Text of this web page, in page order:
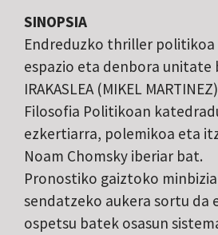
SINOPSIA
Endreduzko thriller
espazio eta denbora unitate
IRAKASLEA (MIKEL
Filosofia Politikoan
ezkertiarra, polemikoa eta
Noam Chomsky iberiar bat.
Pronostiko gaiztoko
sendatzeko aukera sortu da
ospetsu batek osasun